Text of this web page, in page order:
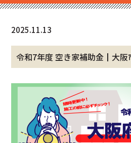
2025.11.13
令和7年度 空き家補助金┃大阪